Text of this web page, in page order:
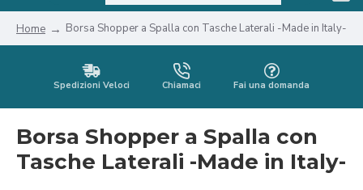
Home Borsa Shopper a Spalla con Tasche Laterali -Made in Italy-
Spedizioni Veloci Chiamaci Fai una domanda
Borsa Shopper a Spalla con
Tasche Laterali -Made in Italy-